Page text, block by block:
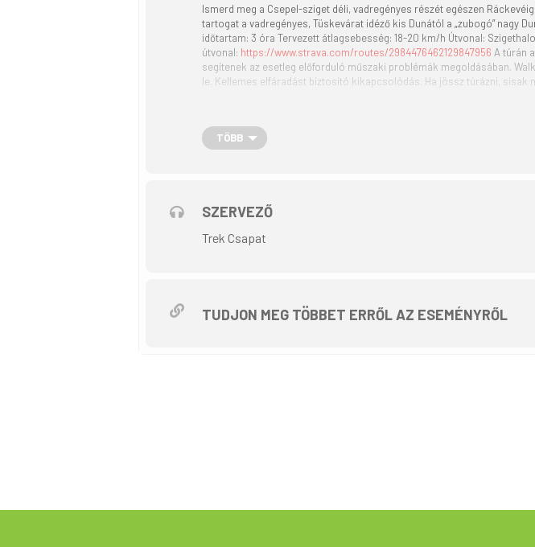
Ismerd meg a Csepel-sziget déli, vadregényes részét egészen
tartogat a vadregényes, Tüskevárat idéző kis Dunától a „zubogó” nagy
időtartam: 3 óra Tervezett átlagsebesség: 18-20 km/h Útvonal:
útvonal: https://www.strava.com/routes/2984476462129847956 A túrán
segítenek az esetleg előforduló műszaki problémák megoldásában.
le. Kellemes elfáradást biztosító kikapcsolódás. Ha jössz túrázni, sisak
TÖBB
SZERVEZŐ
Trek Csapat
TUDJON MEG TÖBBET ERRŐL AZ ESEMÉNYRŐL